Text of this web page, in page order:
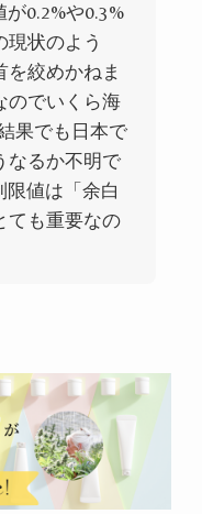
0.2%や0.3%
現状のよう
を絞めかねま
のでいくら海
果でも日本で
なるか不明で
限値は「余白
ても重要なの